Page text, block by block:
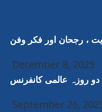
، رجحان اور فکر وفن
December 8, 2025
روزہ عالمی کانفرنس
September 26,